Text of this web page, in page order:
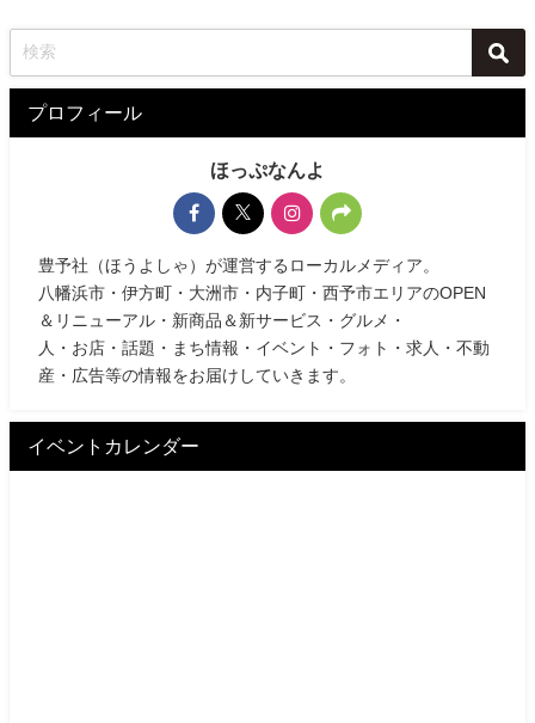
プロフィール
ほっぷなんよ
豊予社（ほうよしゃ）が運営するローカルメディア。
八幡浜市・伊方町・大洲市・内子町・西予市エリアのOPEN
＆リニューアル・新商品＆新サービス・グルメ・
人・お店・話題・まち情報・イベント・フォト・求人・不動
産・広告等の情報をお届けしていきます。
イベントカレンダー